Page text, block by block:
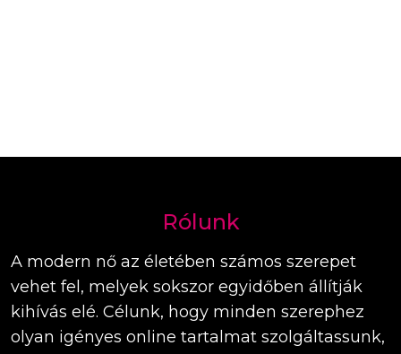
Rólunk
A modern nő az életében számos szerepet
vehet fel, melyek sokszor egyidőben állítják
kihívás elé. Célunk, hogy minden szerephez
olyan igényes online tartalmat szolgáltassunk,